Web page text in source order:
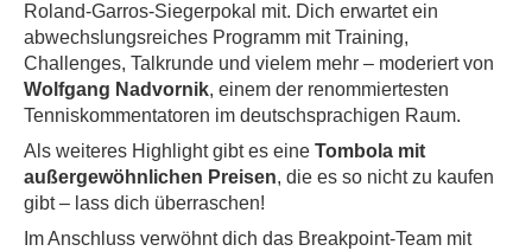
Roland‑Garros‑Siegerpokal mit. Dich erwartet ein
abwechslungsreiches Programm mit Training,
Challenges, Talkrunde und vielem mehr – moderiert von
Wolfgang Nadvornik, einem der renommiertesten
Tenniskommentatoren im deutschsprachigen Raum.
Als weiteres Highlight gibt es eine Tombola mit
außergewöhnlichen Preisen, die es so nicht zu kaufen
gibt – lass dich überraschen!
Im Anschluss verwöhnt dich das Breakpoint‑Team mit